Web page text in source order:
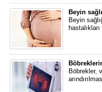
Beyin
Beyin
​Böbrekler,